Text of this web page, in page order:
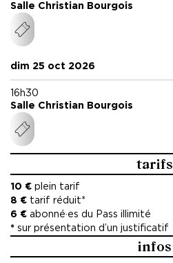
Salle Christian Bourgois
dim 25 oct 2026
16h30
Salle Christian Bourgois
tarifs
10 € plein tarif
8 € tarif réduit*
6 € abonné·es du Pass illimité
* sur présentation d’un justificatif
infos